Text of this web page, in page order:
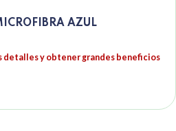
AZUL
detalles y obtener grandes beneficios